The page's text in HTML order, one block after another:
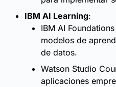
IBM AI Learning:
IBM AI Foundations
modelos de
de datos.
Watson Studio
aplicaciones